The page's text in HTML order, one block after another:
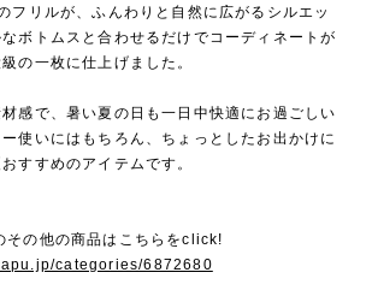
フリルが、ふんわりと自然に広がるシルエッ
ボトムスと合わせるだけでコーディネートが
の一枚に仕上げました。
感で、暑い夏の日も一日中快適にお過ごしい
使いにはもちろん、ちょっとしたお出かけに
すすめのアイテムです。
の他の商品はこちらをclick!
categories/6872680